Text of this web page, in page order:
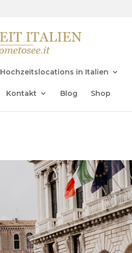
Hochzeitslocations in Italien
Kontakt Blog Shop